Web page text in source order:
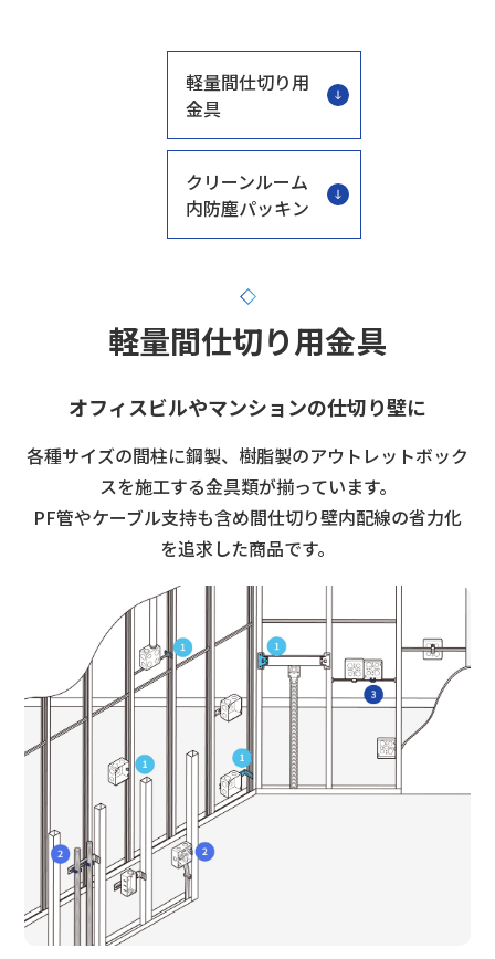
軽量間仕切り用
金具
クリーンルーム
内防塵パッキン
軽量間仕切り用金具
オフィスビルやマンションの仕切り壁に
各種サイズの間柱に鋼製、樹脂製のアウトレットボック
スを施工する金具類が揃っています。
PF管やケーブル支持も含め間仕切り壁内配線の省力化
を追求した商品です。